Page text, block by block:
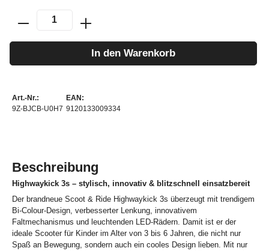
In den Warenkorb
Art.-Nr.:
9Z-BJCB-U0H7
EAN:
9120133009334
Beschreibung
Highwaykick 3s – stylisch, innovativ & blitzschnell einsatzbereit
Der brandneue Scoot & Ride Highwaykick 3s überzeugt mit trendigem
Bi-Colour-Design, verbesserter Lenkung, innovativem
Faltmechanismus und leuchtenden LED-Rädern. Damit ist er der
ideale Scooter für Kinder im Alter von 3 bis 6 Jahren, die nicht nur
Spaß an Bewegung, sondern auch ein cooles Design lieben. Mit nur